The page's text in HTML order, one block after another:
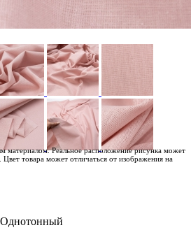
материалом. Реальное расположение рисунка может
Цвет товара может отличаться от изображения на
Однотонный